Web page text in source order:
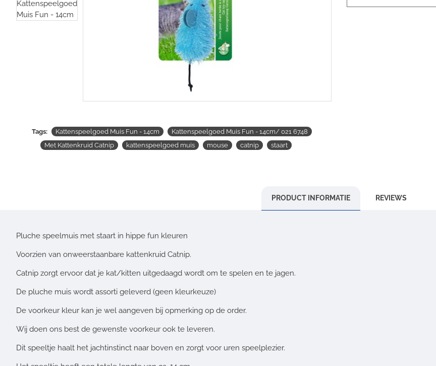
Tags: Kattenspeelgoed Muis Fun - 14cm
Kattenspeelgoed Muis Fun - 14cm/ 021 6748
Met Kattenkruid Catnip
kattenspeelgoed muis mouse catnip staart
PRODUCT INFORMATIE REVIEWS
Pluche speelmuis met staart in hippe fun kleuren
Voorzien van onweerstaanbare kattenkruid Catnip.
Catnip zorgt ervoor dat je kat/kitten uitgedaagd wordt om te spelen en te jagen.
De pluche muis wordt assorti geleverd (geen kleurkeuze)
De voorkeur kleur kan je wel aangeven bij opmerking op de order.
Wij doen ons best de gewenste voorkeur ook te leveren.
Dit speeltje haalt het jachtinstinct naar boven en zorgt voor uren speelplezier.